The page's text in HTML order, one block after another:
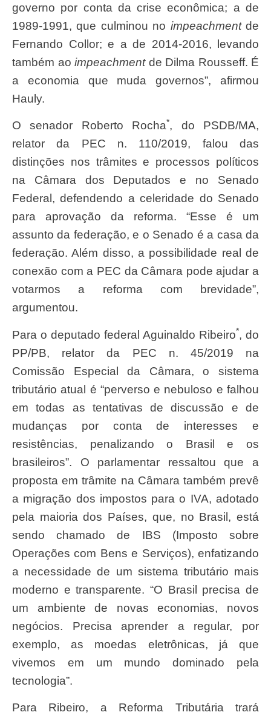
governo por conta da crise econômica; a de
1989-1991, que culminou no impeachmentde
Fernando Collor; e a de 2014-2016, levando
também ao impeachmentde Dilma Rousseff. É
a economia que muda governos”, afirmou
Hauly.
O senador Roberto Rocha*, do PSDB/MA,
relator da PEC n. 110/2019, falou das
distinções nos trâmites e processos políticos
na Câmara dos Deputados e no Senado
Federal, defendendo a celeridade do Senado
para aprovação da reforma. “Esse é um
assunto da federação, e o Senado é a casa da
federação. Além disso, a possibilidade real de
conexão com a PEC da Câmara pode ajudar a
votarmos a reforma com brevidade”,
argumentou.
Para o deputado federal Aguinaldo Ribeiro*, do
PP/PB, relator da PEC n. 45/2019 na
Comissão Especial da Câmara, o sistema
tributário atual é “perverso e nebuloso e falhou
em todas as tentativas de discussão e de
mudanças por conta de interesses e
resistências, penalizando o Brasil e os
brasileiros”. O parlamentar ressaltou que a
proposta em trâmite na Câmara também prevê
a migração dos impostos para o IVA, adotado
pela maioria dos Países, que, no Brasil, está
sendo chamado de IBS (Imposto sobre
Operações com Bens e Serviços), enfatizando
a necessidade de um sistema tributário mais
moderno e transparente. “O Brasil precisa de
um ambiente de novas economias, novos
negócios. Precisa aprender a regular, por
exemplo, as moedas eletrônicas, já que
vivemos em um mundo dominado pela
tecnologia”.
Para Ribeiro, a Reforma Tributária trará